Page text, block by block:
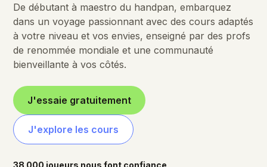
De débutant à maestro du handpan, embarquez
dans un voyage passionnant avec des cours adaptés
à votre niveau et vos envies, enseigné par des profs
de renommée mondiale et une communauté
bienveillante à vos côtés.
J'essaie gratuitement
J'explore les cours